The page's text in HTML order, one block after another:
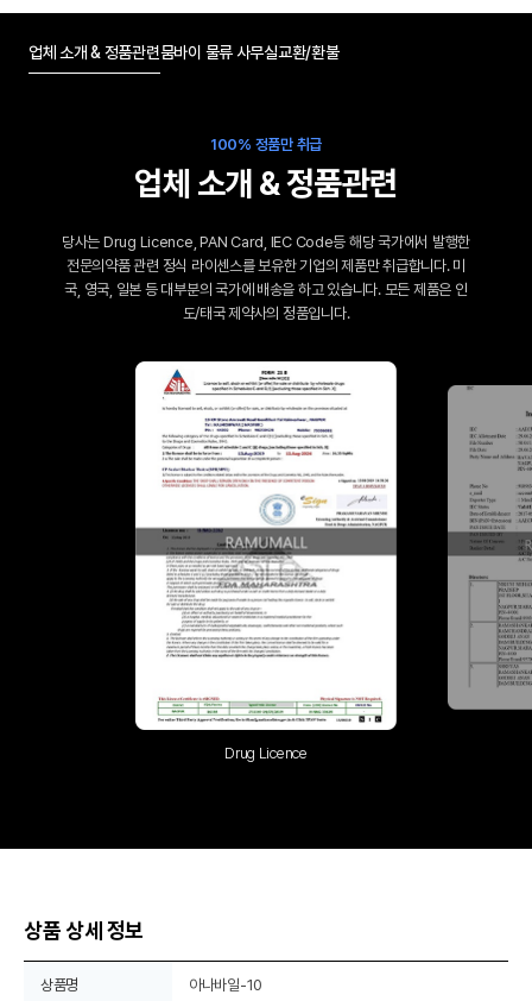
업체 소개 & 정품관련뭄바이 물류 사무실교환/환불
100% 정품만 취급
업체 소개 & 정품관련
당사는 Drug Licence, PAN Card, IEC Code등 해당 국가에서 발행한
전문의약품 관련 정식 라이센스를 보유한 기업의 제품만 취급합니다. 미
국, 영국, 일본 등 대부분의 국가에 배송을 하고 있습니다. 모든 제품은 인
도/태국 제약사의 정품입니다.
Drug Licence
상품 상세 정보
상품명 아나바일-10